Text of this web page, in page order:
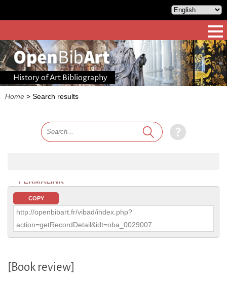
History of Art Bibliography
Home > Search results
PERMALINK
COPY
http://openbibart.fr/vibad/index.php?
action=getRecordDetail&idt=oba_0029007
[Book review]